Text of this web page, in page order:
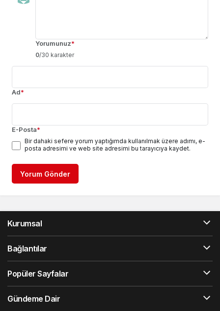
Yorumunuz*
0/30 karakter
Ad*
E-Posta*
Bir dahaki sefere yorum yaptığımda kullanılmak üzere adımı, e-
posta adresimi ve web site adresimi bu tarayıcıya kaydet.
Yorum Gönder
Kurumsal
Bağlantılar
Popüler Sayfalar
Gündeme Dair